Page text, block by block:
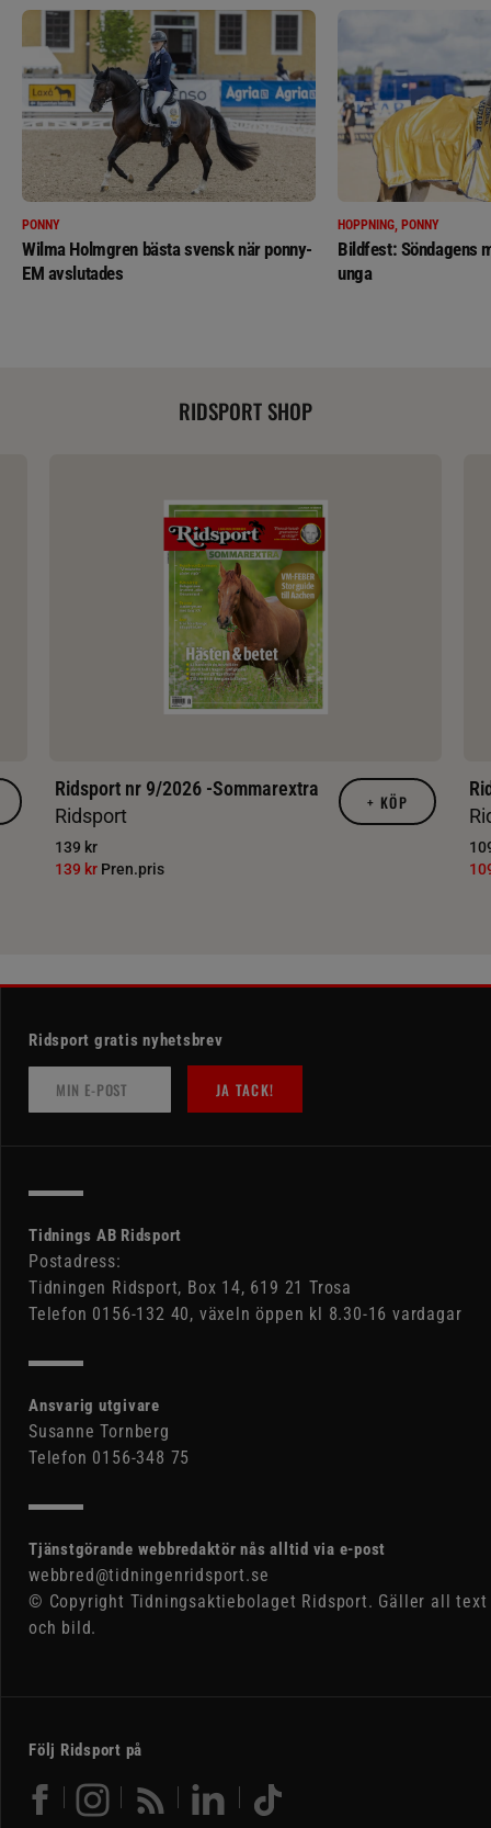
PONNY
Wilma Holmgren bästa svensk när ponny-
EM avslutades
HOPPNING, PONNY
Bildfest: Söndagens
unga
RIDSPORT SHOP
Ridsport nr 9/2026 -Sommarextra
Ridsport
139 kr
139 kr Pren.pris
+ KÖP
Ridsport gratis nyhetsbrev
JA TACK!
Tidnings AB Ridsport
Postadress:
Tidningen Ridsport, Box 14, 619 21 Trosa
Telefon 0156-132 40, växeln öppen kl 8.30-16 vardagar
Ansvarig utgivare
Susanne Tornberg
Telefon 0156-348 75
Tjänstgörande webbredaktör nås alltid via e-post
webbred@tidningenridsport.se
© Copyright Tidningsaktiebolaget Ridsport. Gäller all text
och bild.
Följ Ridsport på